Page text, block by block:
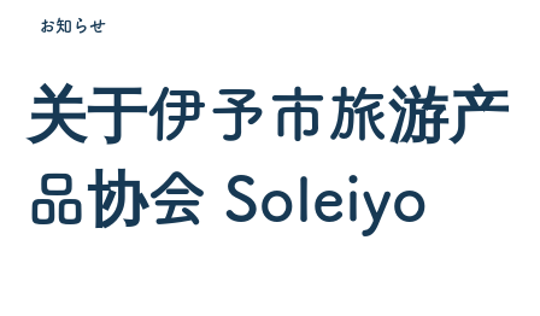
关于伊予市旅游产
品协会 Soleiyo
お知らせ